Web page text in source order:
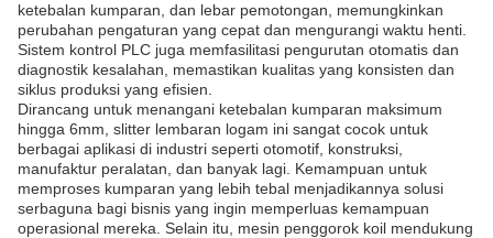
ketebalan kumparan, dan lebar pemotongan, memungkinkan
perubahan pengaturan yang cepat dan mengurangi waktu henti.
Sistem kontrol PLC juga memfasilitasi pengurutan otomatis dan
diagnostik kesalahan, memastikan kualitas yang konsisten dan
siklus produksi yang efisien.
Dirancang untuk menangani ketebalan kumparan maksimum
hingga 6mm, slitter lembaran logam ini sangat cocok untuk
berbagai aplikasi di industri seperti otomotif, konstruksi,
manufaktur peralatan, dan banyak lagi. Kemampuan untuk
memproses kumparan yang lebih tebal menjadikannya solusi
serbaguna bagi bisnis yang ingin memperluas kemampuan
operasional mereka. Selain itu, mesin penggorok koil mendukung